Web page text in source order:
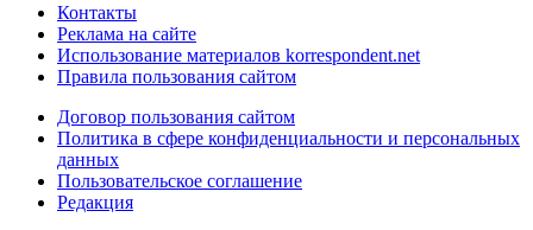
Контакты
Реклама на сайте
Использование материалов korrespondent.net
Правила пользования сайтом
Договор пользования сайтом
Политика в сфере конфиденциальности и персональных
данных
Пользовательское соглашение
Редакция